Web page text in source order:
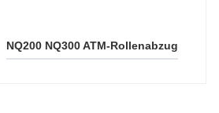
NQ200 NQ300 ATM-Rollenabzug